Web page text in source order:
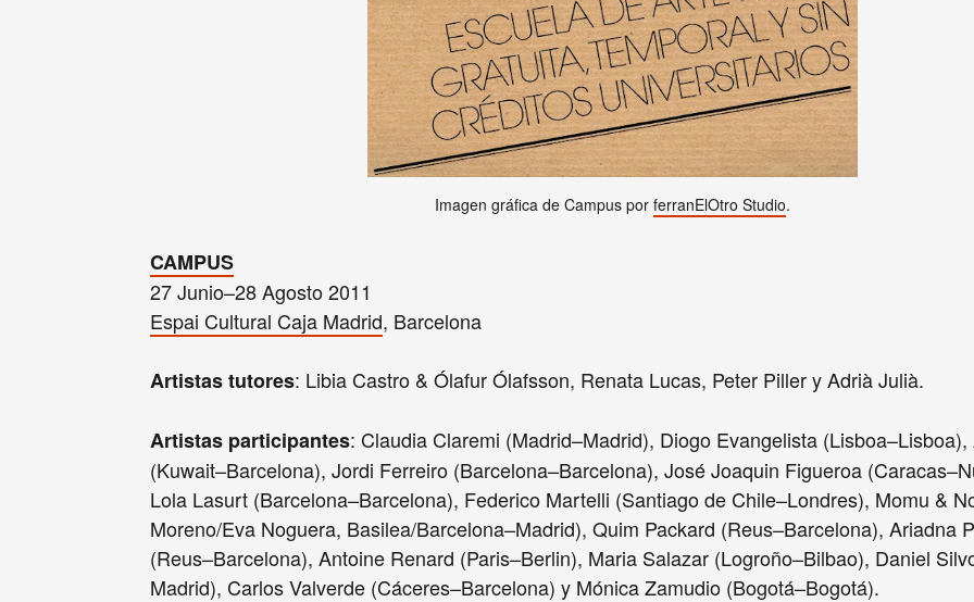
Imagen gráfica de Campus por ferranElOtro Studio.
CAMPUS
27 Junio–28 Agosto 2011
Espai Cultural Caja Madrid, Barcelona
Artistas tutores: Libia Castro & Ólafur Ólafsson, Renata Lucas, Peter Piller y Adrià Julià.
Artistas participantes: Claudia Claremi (Madrid–Madrid), Diogo Evangelista (Lisboa–Lisboa),
(Kuwait–Barcelona), Jordi Ferreiro (Barcelona–Barcelona), José Joaquin Figueroa
Lola Lasurt (Barcelona–Barcelona), Federico Martelli (Santiago de Chile–Londres), Momu &
Moreno/Eva Noguera, Basilea/Barcelona–Madrid), Quim Packard (Reus–Barcelona), Ariadna
(Reus–Barcelona), Antoine Renard (Paris–Berlin), Maria Salazar (Logroño–Bilbao), Daniel
Madrid), Carlos Valverde (Cáceres–Barcelona) y Mónica Zamudio (Bogotá–Bogotá).